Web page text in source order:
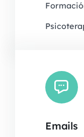
Emails